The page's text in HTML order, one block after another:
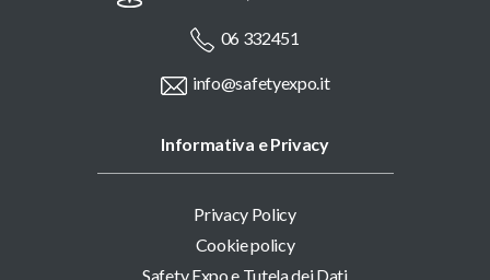
06 332451
info@safetyexpo.it
Informativa e Privacy
Privacy Policy
Cookie policy
Safety Expo e Tutela dei Dati